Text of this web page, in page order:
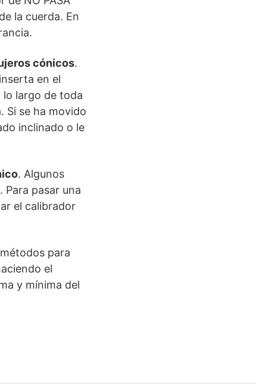
la cuerda. En
cónicos.
en el
lo largo de toda
Si se ha movido
inclinado o le
. Algunos
pasar una
el calibrador
para
el
y mínima del